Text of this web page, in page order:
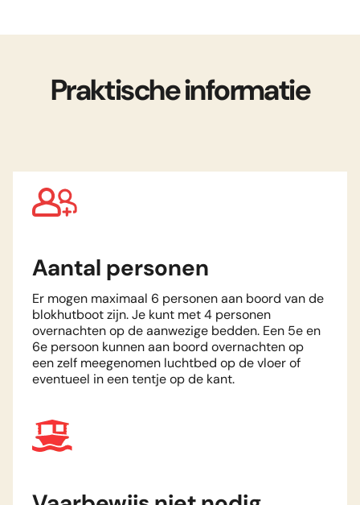
Praktische informatie
Aantal personen
Er mogen maximaal 6 personen aan boord van de
blokhutboot zijn. Je kunt met 4 personen
overnachten op de aanwezige bedden. Een 5e en
6e persoon kunnen aan boord overnachten op
een zelf meegenomen luchtbed op de vloer of
eventueel in een tentje op de kant.